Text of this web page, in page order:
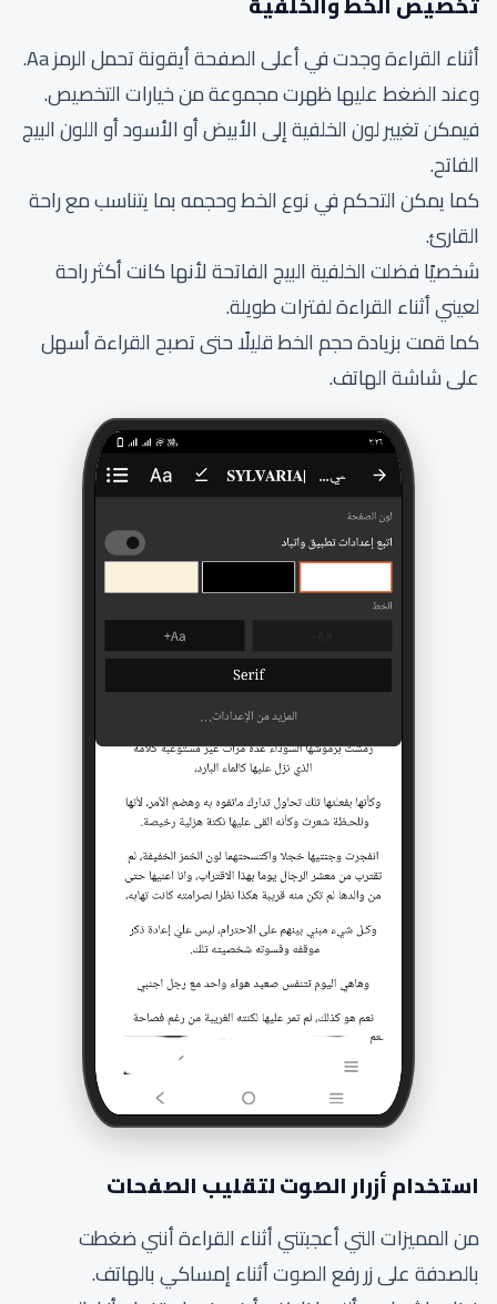
أثناء القراءة وجدت في أعلى الصفحة أيقونة تحمل الرمز Aa.
وعند الضغط عليها ظهرت مجموعة من خيارات التخصيص.
فيمكن تغيير لون الخلفية إلى الأبيض أو الأسود أو اللون البيج
الفاتح.
كما يمكن التحكم في نوع الخط وحجمه بما يتناسب مع راحة
القارئ.
شخصيًا فضلت الخلفية البيج الفاتحة لأنها كانت أكثر راحة
لعيني أثناء القراءة لفترات طويلة.
كما قمت بزيادة حجم الخط قليلًا حتى تصبح القراءة أسهل
على شاشة الهاتف.
استخدام أزرار الصوت لتقليب الصفحات
من المميزات التي أعجبتني أثناء القراءة أنني ضغطت
بالصدفة على زر رفع الصوت أثناء إمساكي بالهاتف.